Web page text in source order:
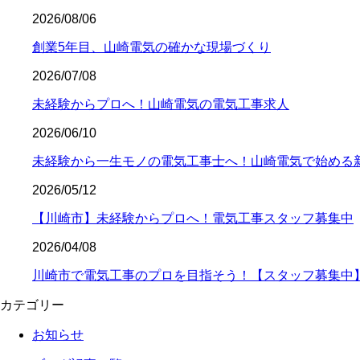
2026/08/06
創業5年目、山崎電気の確かな現場づくり
2026/07/08
未経験からプロへ！山崎電気の電気工事求人
2026/06/10
未経験から一生モノの電気工事士へ！山崎電気で始める
2026/05/12
【川崎市】未経験からプロへ！電気工事スタッフ募集中
2026/04/08
川崎市で電気工事のプロを目指そう！【スタッフ募集中】
カテゴリー
お知らせ